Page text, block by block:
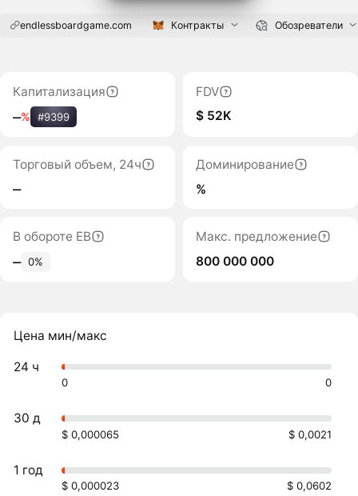
endlessboardgame.com Контракты Обозреватели
Капитализация
‒% #9399
FDV
$ 52K
Торговый объем, 24ч
‒
Доминирование
%
В обороте EB
‒ 0%
Макс. предложение
800 000 000
Цена мин/макс
24 ч
0 0
30 д
$ 0,000065 $ 0,0021
1 год
$ 0,000023 $ 0,0602